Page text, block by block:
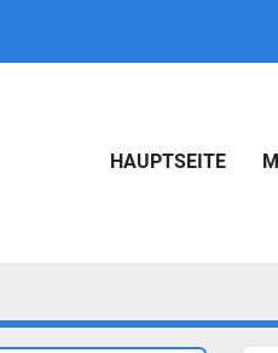
HAUPTSEITE